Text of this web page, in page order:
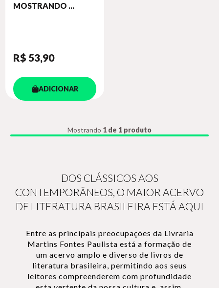
MOSTRANDO ...
R$ 53,90
ADICIONAR
Mostrando 1 de 1 produto
DOS CLÁSSICOS AOS
CONTEMPORÂNEOS, O MAIOR ACERVO
DE LITERATURA BRASILEIRA ESTÁ AQUI
Entre as principais preocupações da Livraria
Martins Fontes Paulista está a formação de
um acervo amplo e diverso de livros de
literatura brasileira, permitindo aos seus
leitores compreenderem com profundidade